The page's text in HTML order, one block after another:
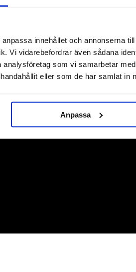
innehållet och annonserna
Vi vidarebefordrar även sådana
som vi samarbetar
eller som de har samlat in
Anpassa
TILL TOPPEN
BETALNING